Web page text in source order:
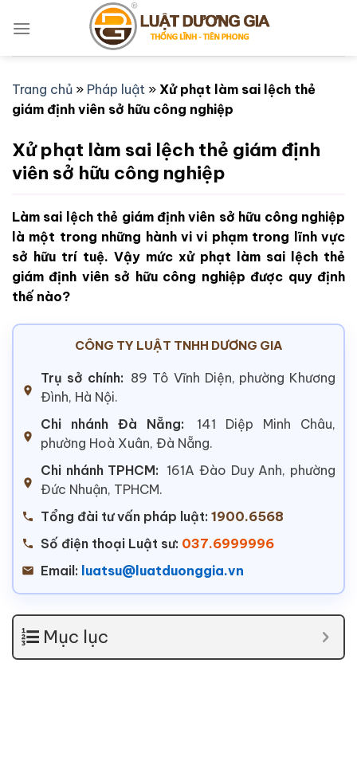
qua
Trang chủ » Pháp luật » Xử phạt làm sai lệch thẻ
giám định viên sở hữu công nghiệp
Xử phạt làm sai lệch thẻ giám định
viên sở hữu công nghiệp
Làm sai lệch thẻ giám định viên sở hữu công nghiệp
là một trong những hành vi vi phạm trong lĩnh vực
sở hữu trí tuệ. Vậy mức xử phạt làm sai lệch thẻ
giám định viên sở hữu công nghiệp được quy định
thế nào?
CÔNG TY LUẬT TNHH DƯƠNG GIA
Trụ sở chính: 89 Tô Vĩnh Diện, phường Khương
Đình, Hà Nội.
Chi nhánh Đà Nẵng:
141 Diệp Minh Châu,
phường Hoà Xuân, Đà Nẵng.
Chi nhánh TPHCM: 161A Đào Duy Anh, phường
Đức Nhuận, TPHCM.
Tổng đài tư vấn pháp luật: 1900.6568
Số điện thoại Luật sư: 037.6999996
Email: luatsu@luatduonggia.vn
Mục lục